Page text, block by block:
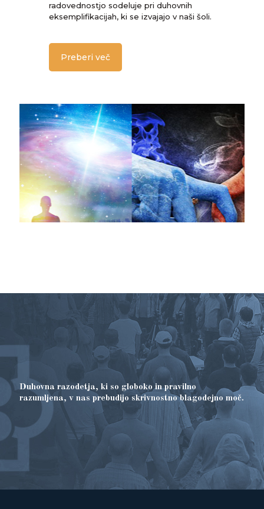
radovednostjo sodeluje pri duhovnih
eksemplifikacijah, ki se izvajajo v naši šoli.
Preberi več
Duhovna razodetja, ki so globoko in pravilno
razumljena, v nas prebudijo skrivnostno blagodejno moč.